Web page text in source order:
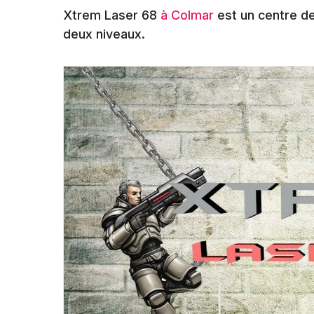
Xtrem Laser 68 à Colmar est un centre
deux niveaux.